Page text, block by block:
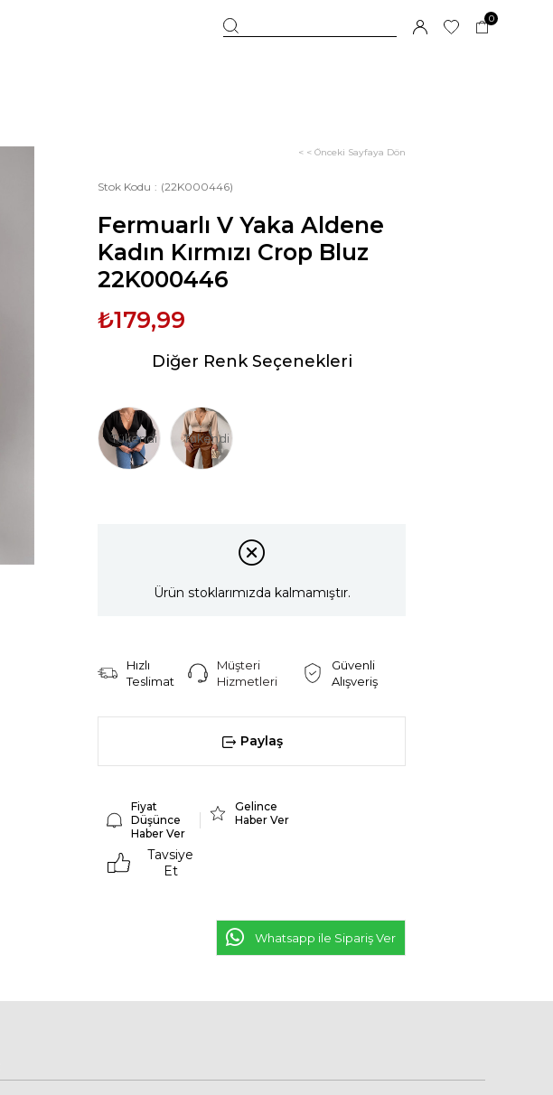
0
< < Önceki Sayfaya Dön
Stok Kodu (22K000446)
Fermuarlı V Yaka Aldene
Kadın Kırmızı Crop Bluz
22K000446
₺179,99
Diğer Renk Seçenekleri
Tükendi Tükendi
Ürün stoklarımızda kalmamıştır.
Hızlı
Teslimat
Müşteri
Hizmetleri
Güvenli
Alışveriş
Paylaş
Fiyat
Düşünce
Haber Ver
Gelince
Haber Ver
Tavsiye
Et
Whatsapp ile Sipariş Ver